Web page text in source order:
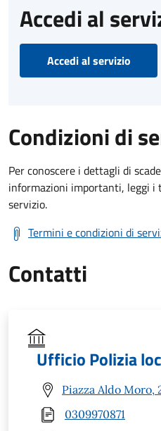
Accedi al
Accedi al servizio
Condizioni di
Per conoscere i dettagli di
informazioni importanti, leggi i
servizio.
Termini e condizioni di
Contatti
Ufficio Polizia
Piazza Aldo Moro,
0309970871